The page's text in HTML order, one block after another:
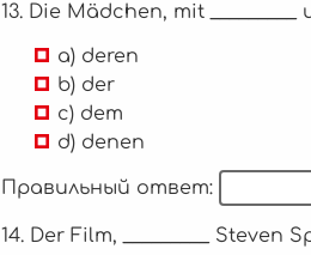
13. Die Mädchen, mit
a) deren
b) der
c) dem
d) denen
Правильный ответ:
14. Der Film, _________